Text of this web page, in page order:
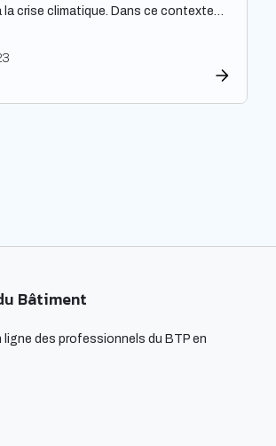
la crise climatique. Dans ce contexte,
et de l’aménagement des bâtiments.
cette approche, en développant des
Bâtiment
ligne des professionnels du BTP en